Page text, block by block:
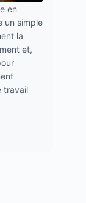
en
un simple
la
et,
travail